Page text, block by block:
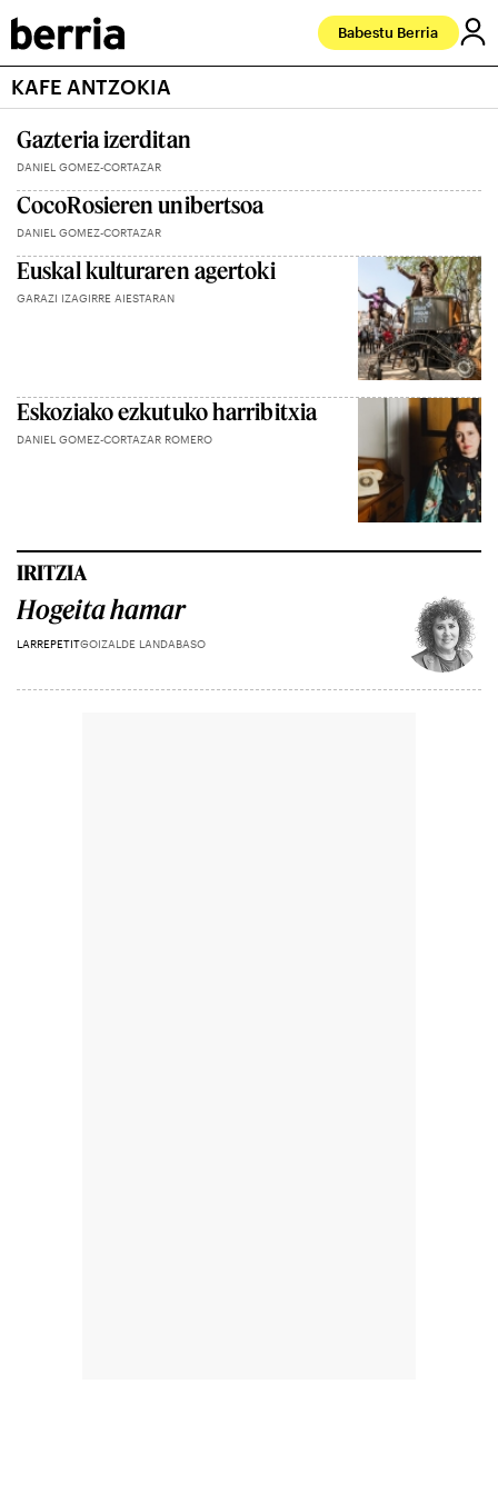
Babestu Berria
KAFE ANTZOKIA
Gazteria izerditan
DANIEL GOMEZ-CORTAZAR
CocoRosieren unibertsoa
DANIEL GOMEZ-CORTAZAR
Euskal kulturaren agertoki
GARAZI IZAGIRRE AIESTARAN
Eskoziako ezkutuko harribitxia
DANIEL GOMEZ-CORTAZAR ROMERO
IRITZIA
Hogeita hamar
LARREPETITGOIZALDE LANDABASO